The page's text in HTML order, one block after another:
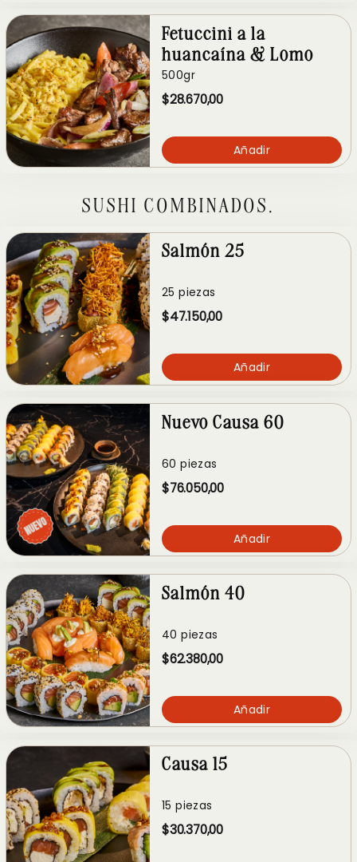
Fetuccini a la
huancaína & Lomo
Saltad
500gr
$28.670,00
Añadir
SUSHI COMBINADOS.
Salmón 25
25 piezas
$47.150,00
Añadir
Nuevo Causa 60
60 piezas
$76.050,00
Añadir
Salmón 40
40 piezas
$62.380,00
Añadir
Causa 15
15 piezas
$30.370,00